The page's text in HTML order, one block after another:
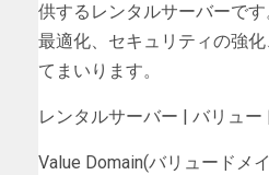
供するレンタルサーバーで
最適化、セキュリティの強
てまいります。
レンタルサーバー | バリュー
Value Domain(バリュードメ